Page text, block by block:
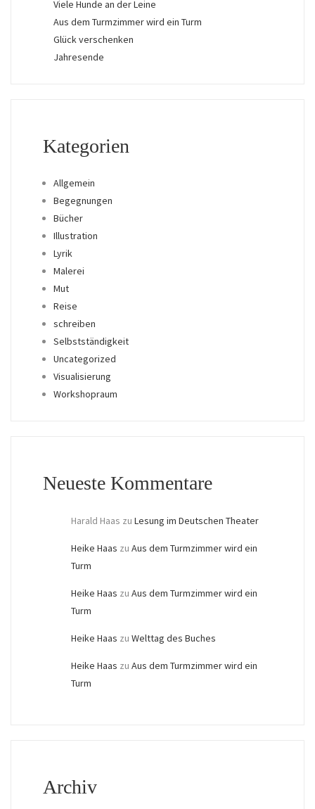
Viele Hunde an der Leine
Aus dem Turmzimmer wird ein Turm
Glück verschenken
Jahresende
Kategorien
Allgemein
Begegnungen
Bücher
Illustration
Lyrik
Malerei
Mut
Reise
schreiben
Selbstständigkeit
Uncategorized
Visualisierung
Workshopraum
Neueste Kommentare
Harald Haas zu Lesung im Deutschen Theater
Heike Haas zu Aus dem Turmzimmer wird ein
Turm
Heike Haas zu Aus dem Turmzimmer wird ein
Turm
Heike Haas zu Welttag des Buches
Heike Haas zu Aus dem Turmzimmer wird ein
Turm
Archiv